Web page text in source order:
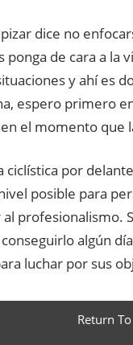
dice no
ponga de cara a la
y ahí es
espero primero
el momento que
ciclística por
posible para
profesionalismo.
algún
luchar por sus
Return